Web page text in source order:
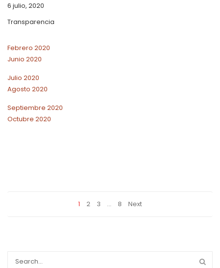
6 julio, 2020
Transparencia
Febrero 2020
Junio 2020
Julio 2020
Agosto 2020
Septiembre 2020
Octubre 2020
1 2 3 … 8 Next